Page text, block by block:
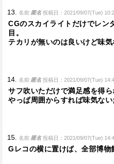
13. 名前:匿名 投稿日：2021/09/07(Tue)
CGのスカイライトだけでレン
目。
テカリが無いのは良いけど味気
14. 名前:匿名 投稿日：2021/09/07(Tue)
サフ吹いただけで満足感を得
やっぱ周囲からすれば味気な
15. 名前:匿名 投稿日：2021/09/07(Tue)
Gレコの横に置けば、全部博物